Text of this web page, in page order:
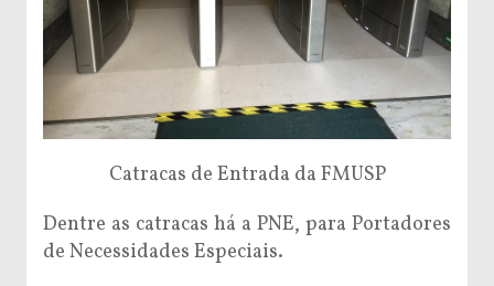
Catracas de Entrada da FMUSP
Dentre as catracas há a PNE, para Portadores
de Necessidades Especiais.